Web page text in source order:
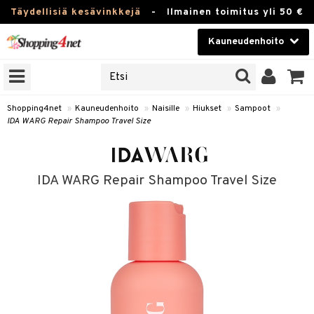
Täydellisiä kesävinkkejä - Ilmainen toimitus yli 50 €
Kauneudenhoito
Kauneudenhoito
Piilolinssit
Fitness
Shopping4net » Kauneudenhoito » Naisille » Hiukset » Sampoot »
IDA WARG Repair Shampoo Travel Size
IDA WARG Repair Shampoo Travel Size